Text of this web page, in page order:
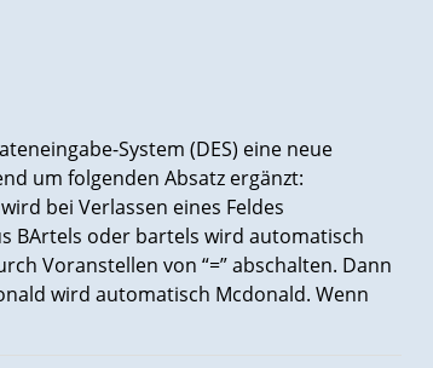
System (DES) eine neue
um folgenden Absatz ergänzt:
bei Verlassen eines Feldes
BArtels oder bartels wird automatisch
Voranstellen von “=” abschalten. Dann
wird automatisch Mcdonald. Wenn